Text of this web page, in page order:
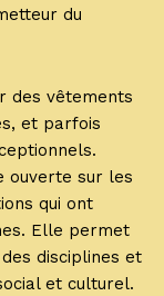
du
des vêtements
et parfois
ouverte sur les
qui ont
Elle permet
disciplines et
et culturel.